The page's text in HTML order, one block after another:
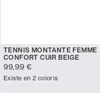
TENNIS MONTANTE FEMME
CONFORT CUIR BEIGE
99,99 €
Existe en 2 coloris